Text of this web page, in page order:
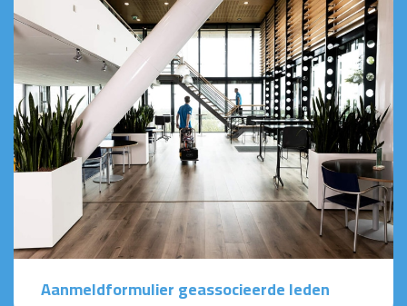
Aanmeldformulier geassocieerde leden